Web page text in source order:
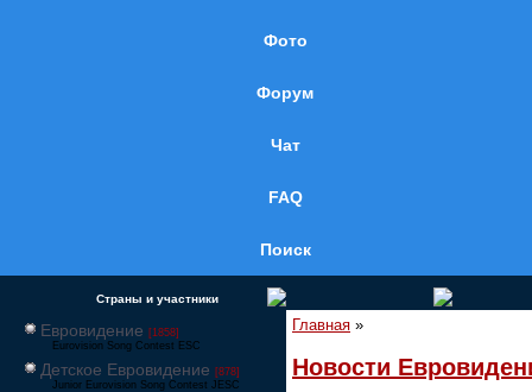
Фото
Форум
Чат
FAQ
Поиск
Страны и участники
Евровидение [1858]
Eurovision Song Contest ESC
Детское Евровидение [878]
Junior Eurovision Song Contest JESC
Главная »
Новости